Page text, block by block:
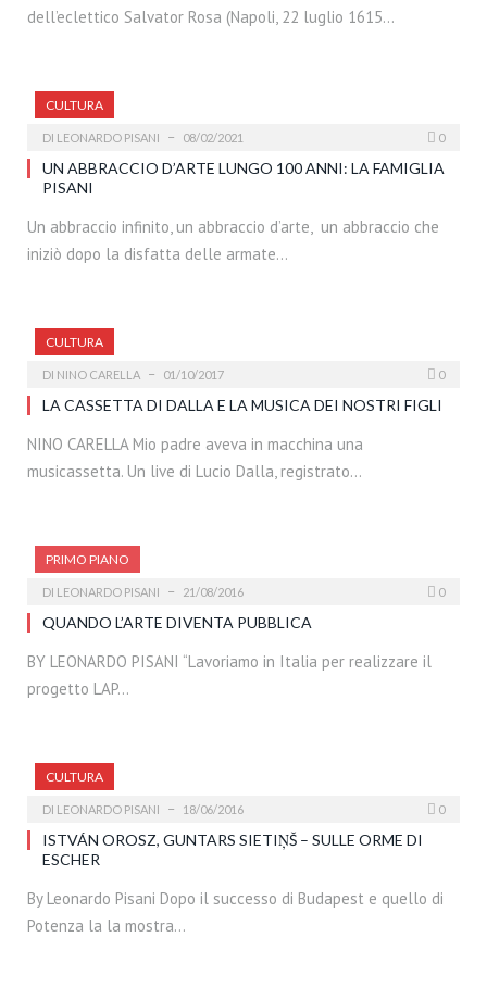
dell’eclettico Salvator Rosa (Napoli, 22 luglio 1615…
CULTURA
DI LEONARDO PISANI 08/02/2021 0
UN ABBRACCIO D’ARTE LUNGO 100 ANNI: LA FAMIGLIA
PISANI
Un abbraccio infinito, un abbraccio d’arte, un abbraccio che
iniziò dopo la disfatta delle armate…
CULTURA
DI NINO CARELLA 01/10/2017 0
LA CASSETTA DI DALLA E LA MUSICA DEI NOSTRI FIGLI
NINO CARELLA Mio padre aveva in macchina una
musicassetta. Un live di Lucio Dalla, registrato…
PRIMO PIANO
DI LEONARDO PISANI 21/08/2016 0
QUANDO L’ARTE DIVENTA PUBBLICA
BY LEONARDO PISANI “Lavoriamo in Italia per realizzare il
progetto LAP…
CULTURA
DI LEONARDO PISANI 18/06/2016 0
ISTVÁN OROSZ, GUNTARS SIETIŅŠ – SULLE ORME DI
ESCHER
By Leonardo Pisani Dopo il successo di Budapest e quello di
Potenza la la mostra…